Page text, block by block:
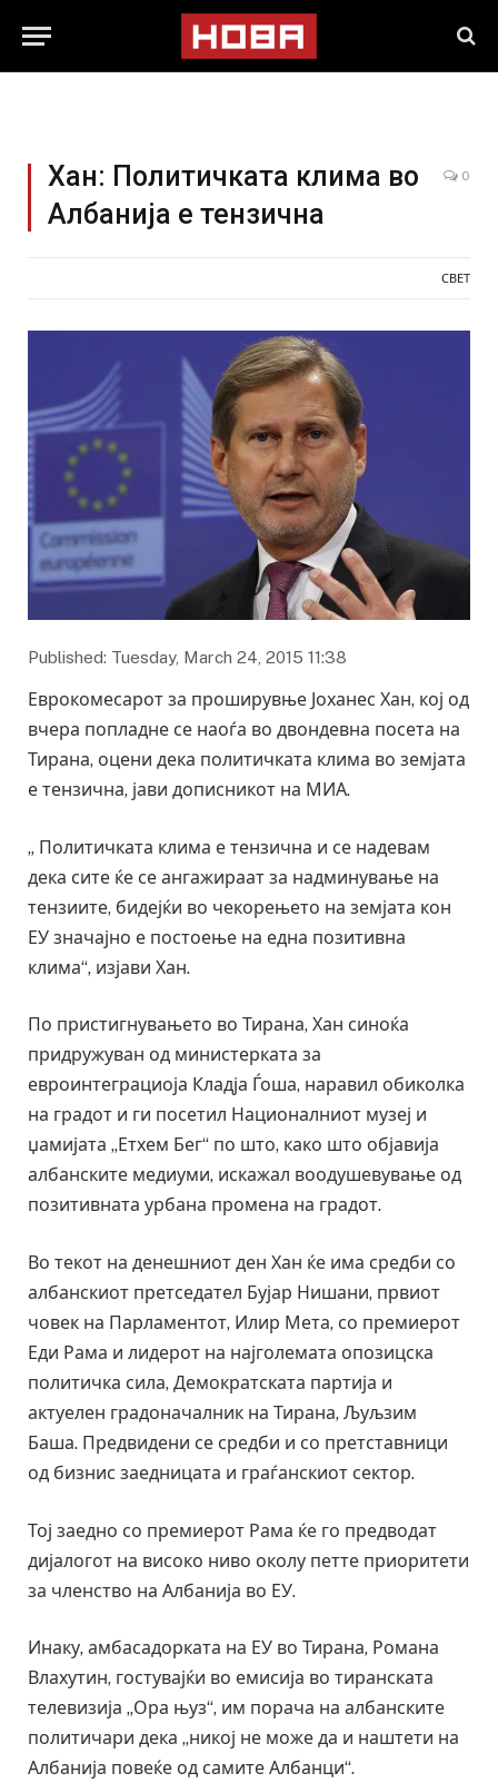
Хан: Политичката клима во
Албанија е тензична
0
СВЕТ
Published: Tuesday, March 24, 2015 11:38
Еврокомесарот за проширувње Јоханес Хан, кој од
вчера попладне се наоѓа во двондевна посета на
Тирана, оцени дека политичката клима во земјата
е тензична, јави дописникот на МИА.
„ Политичката клима е тензична и се надевам
дека сите ќе се ангажираат за надминување на
тензиите, бидејќи во чекорењето на земјата кон
ЕУ значајно е постоење на една позитивна
клима“, изјави Хан.
По пристигнувањето во Тирана, Хан синоќа
придружуван од министерката за
евроинтеграциоја Кладја Ѓоша, наравил обиколка
на градот и ги посетил Националниот музеј и
џамијата „Етхем Бег“ по што, како што објавија
албанските медиуми, искажал воодушевување од
позитивната урбана промена на градот.
Во текот на денешниот ден Хан ќе има средби со
албанскиот претседател Бујар Нишани, првиот
човек на Парламентот, Илир Мета, со премиерот
Еди Рама и лидерот на најголемата опозицска
политичка сила, Демократската партија и
актуелен градоначалник на Тирана, Љуљзим
Баша. Предвидени се средби и со претставници
од бизнис заедницата и граѓанскиот сектор.
Тој заедно со премиерот Рама ќе го предводат
дијалогот на високо ниво околу петте приоритети
за членство на Албанија во ЕУ.
Инаку, амбасадорката на ЕУ во Тирана, Романа
Влахутин, гостувајќи во емисија во тиранската
телевизија „Ора њуз“, им порача на албанските
политичари дека „никој не може да и наштети на
Албанија повеќе од самите Албанци“.